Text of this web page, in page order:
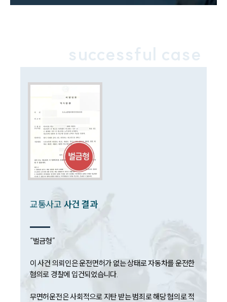
음주교통사고대응부 업무
전체
음주운전·교통사고전문변호사추천
소식/자료
언론보도
공지사항
법률서식
뉴스레터/브로슈어
대륜법률상담예약
successful case
교통사고 사건 결과
“벌금형”
이 사건 의뢰인은 운전면허가 없는 상태로 자동차를 운전한
혐의로 경찰에 입건되었습니다.
무면허운전은 사회적으로 지탄 받는 범죄로 해당 혐의로 적